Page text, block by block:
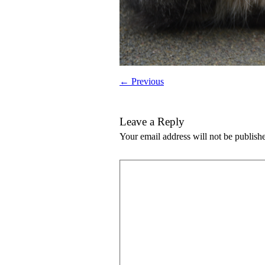
← Previous
Leave a Reply
Your email address will not be